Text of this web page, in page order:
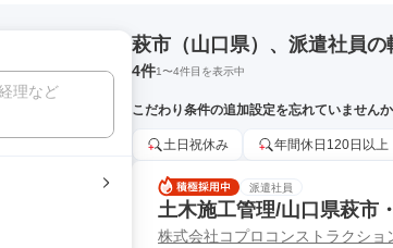
萩市（山口県）、派遣社員の
4件1〜4件目を表示中
こだわり条件の追加設定を忘れていません
土日祝休み 年間休日120日以上
派遣社員
土木施工管理/山口県萩市
株式会社コプロコンストラクショ